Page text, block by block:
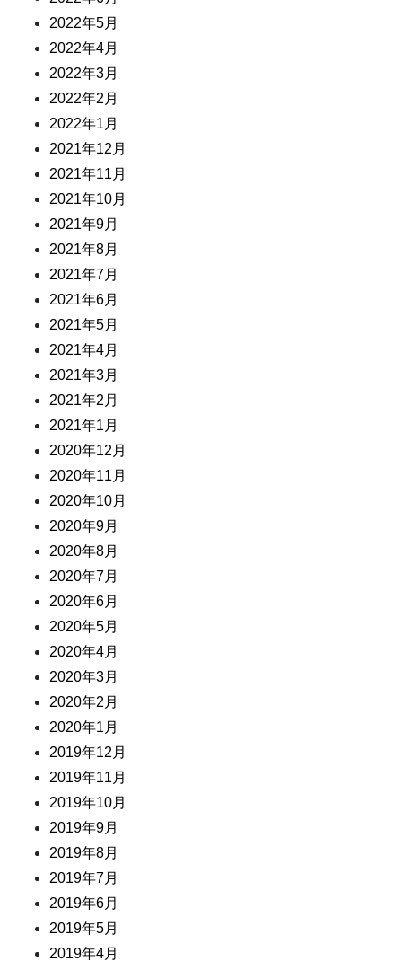
2022年5月
2022年4月
2022年3月
2022年2月
2022年1月
2021年12月
2021年11月
2021年10月
2021年9月
2021年8月
2021年7月
2021年6月
2021年5月
2021年4月
2021年3月
2021年2月
2021年1月
2020年12月
2020年11月
2020年10月
2020年9月
2020年8月
2020年7月
2020年6月
2020年5月
2020年4月
2020年3月
2020年2月
2020年1月
2019年12月
2019年11月
2019年10月
2019年9月
2019年8月
2019年7月
2019年6月
2019年5月
2019年4月